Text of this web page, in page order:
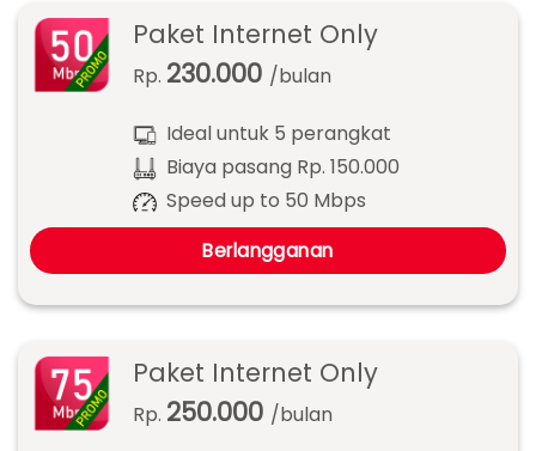
Paket Internet Only
Rp. 230.000 /bulan
Ideal untuk 5 perangkat
Biaya pasang Rp. 150.000
Speed up to 50 Mbps
Berlangganan
Paket Internet Only
Rp. 250.000 /bulan